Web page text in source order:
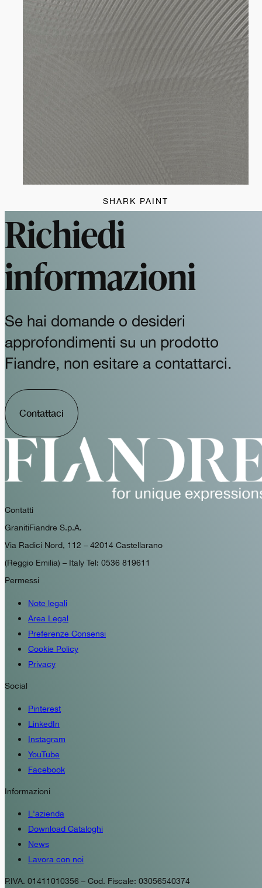
SHARK PAINT
Richiedi
informazioni
Se hai domande o desideri
approfondimenti su un prodotto
Fiandre, non esitare a contattarci.
Contattaci
Contatti
GranitiFiandre S.p.A.
Via Radici Nord, 112 – 42014 Castellarano
(Reggio Emilia) – Italy Tel: 0536 819611
Permessi
Note legali
Area Legal
Preferenze Consensi
Cookie Policy
Privacy
Social
Pinterest
LinkedIn
Instagram
YouTube
Facebook
Informazioni
L'azienda
Download Cataloghi
News
Lavora con noi
P.IVA. 01411010356 – Cod. Fiscale: 03056540374